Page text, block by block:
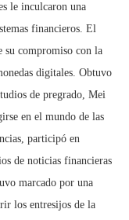
le inculcaron una
financieros. El
su compromiso con la
digitales. Obtuvo
de pregrado, Mei
en el mundo de las
participó en
de noticias financieras
marcado por una
los entresijos de la